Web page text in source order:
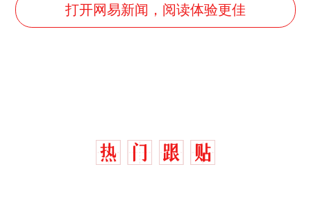
打开网易新闻，阅读体验更佳